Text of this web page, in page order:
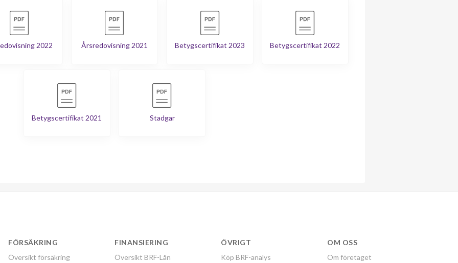
2022 Årsredovisning 2021 Betygscertifikat 2023 Betygscertifikat 2022
Betygscertifikat 2021 Stadgar
FÖRSÄKRING
Översikt försäkring
FINANSIERING
Översikt BRF-Lån
ÖVRIGT
Köp BRF-analys
OM OSS
Om företaget